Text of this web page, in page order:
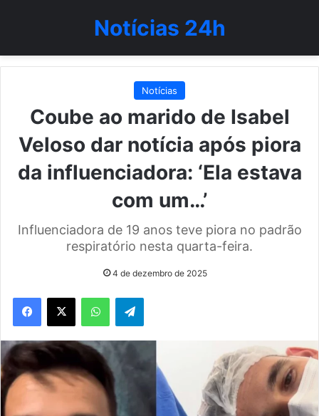
Notícias 24h
Notícias
Coube ao marido de Isabel
Veloso dar notícia após piora
da influenciadora: ‘Ela estava
com um…’
Influenciadora de 19 anos teve piora no padrão
respiratório nesta quarta-feira.
4 de dezembro de 2025
WhatsAppTelegram